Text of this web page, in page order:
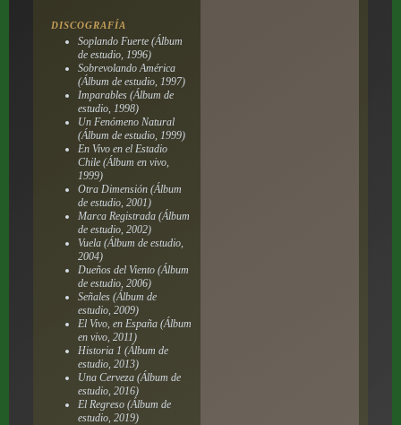
DISCOGRAFÍA
Soplando Fuerte(Álbum
de estudio, 1996)
Sobrevolando América
(Álbum de estudio, 1997)
Imparables(Álbum de
estudio, 1998)
Un Fenómeno Natural
(Álbum de estudio, 1999)
En Vivo en el Estadio
Chile(Álbum en vivo,
1999)
Otra Dimensión(Álbum
de estudio, 2001)
Marca Registrada(Álbum
de estudio, 2002)
Vuela(Álbum de estudio,
2004)
Dueños del Viento(Álbum
de estudio, 2006)
Señales(Álbum de
estudio, 2009)
El Vivo, en España(Álbum
en vivo, 2011)
Historia 1 (Álbum de
estudio, 2013)
Una Cerveza(Álbum de
estudio, 2016)
El Regreso(Álbum de
estudio, 2019)